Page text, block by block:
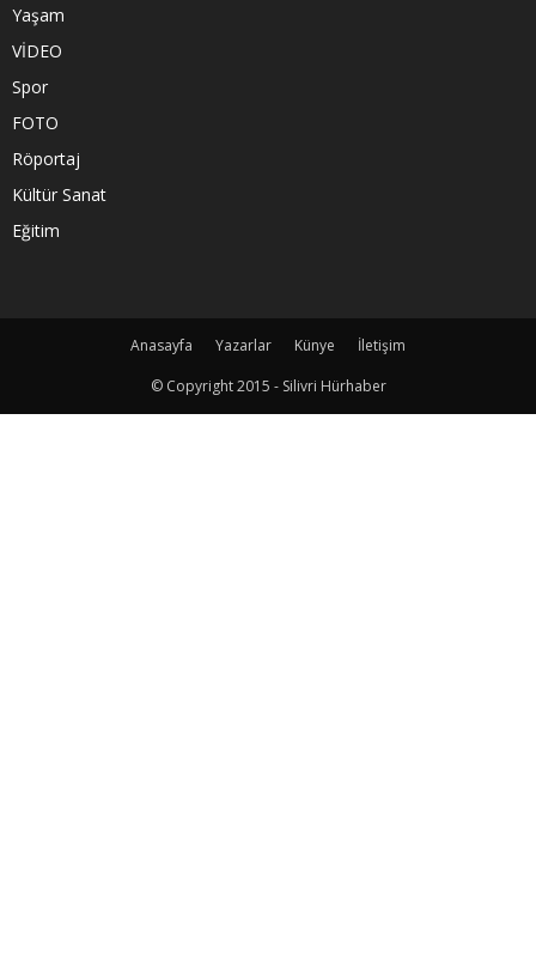
Yaşam
VİDEO
Spor
FOTO
Röportaj
Kültür Sanat
Eğitim
Anasayfa Yazarlar Künye
İletişim
© Copyright 2015 - Silivri Hürhaber